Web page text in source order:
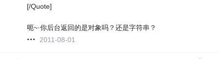
[/Quote]
呃~·你后台返回的是对象吗？还是字符串？
2011-08-01